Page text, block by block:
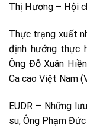
Thị Hương – Hội
Thực trạng xuất
định hướng thực
Ông Đỗ Xuân
Ca cao Việt Nam
EUDR – Những
su, Ông Phạm